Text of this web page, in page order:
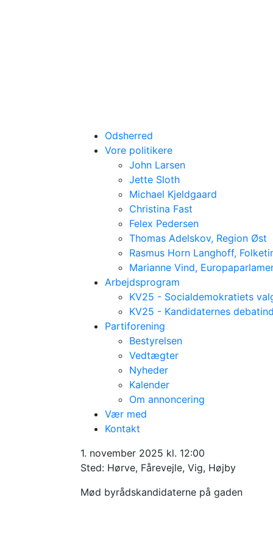
Odsherred
Vore politikere
John Larsen
Jette Sloth
Michael Kjeldgaard
Christina Fast
Felex Pedersen
Thomas Adelskov, Region Øst
Rasmus Horn Langhoff,
Marianne Vind,
Arbejdsprogram
KV25 - Socialdemokratiets
KV25 - Kandidaternes
Partiforening
Bestyrelsen
Vedtægter
Nyheder
Kalender
Om annoncering
Vær med
Kontakt
Lørdag den 1. november kl 11-13
Kandidaterne
1. november 2025 kl. 12:00
Sted: Hørve, Fårevejle, Vig, Højby
Mød byrådskandidaterne på gaden